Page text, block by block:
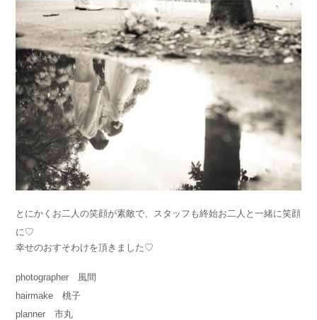
とにかくお二人の笑顔が素敵で、スタッフも終始お二人と一緒に笑顔
に♡
幸せのおすそわけを頂きました♡
photographer 風間
hairmake 桃子
planner 市丸